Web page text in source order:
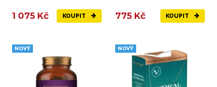
1 075 Kč KOUPIT 775 Kč KOUPIT
NOVÝ NOVÝ